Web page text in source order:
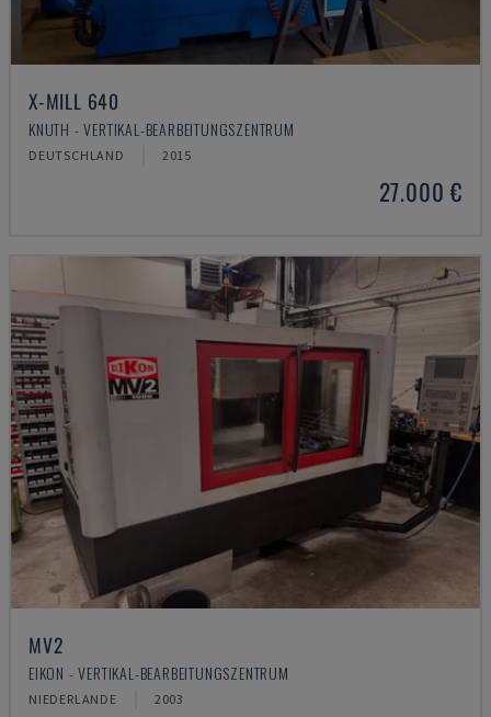
X-MILL 640
KNUTH - VERTIKAL-BEARBEITUNGSZENTRUM
DEUTSCHLAND 2015
27.000 €
MV2
EIKON - VERTIKAL-BEARBEITUNGSZENTRUM
NIEDERLANDE 2003